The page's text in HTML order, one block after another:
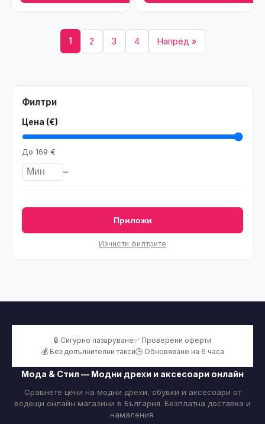
Филтри
Цена (€)
До 169 €
–
Приложи
Изчисти филтрите
1 2 3 4 Напред »
🔒 Сигурно пазаруване✅ Проверени оферти
💰 Без допълнителни такси🕒 Обновяване на 6 часа
Мода & Стил — Модни дрехи и аксесоари онлайн
Сравнете цени на модни дрехи, обувки и аксесоари от
водещи онлайн магазини в България. Безплатна доставка и
намаления.